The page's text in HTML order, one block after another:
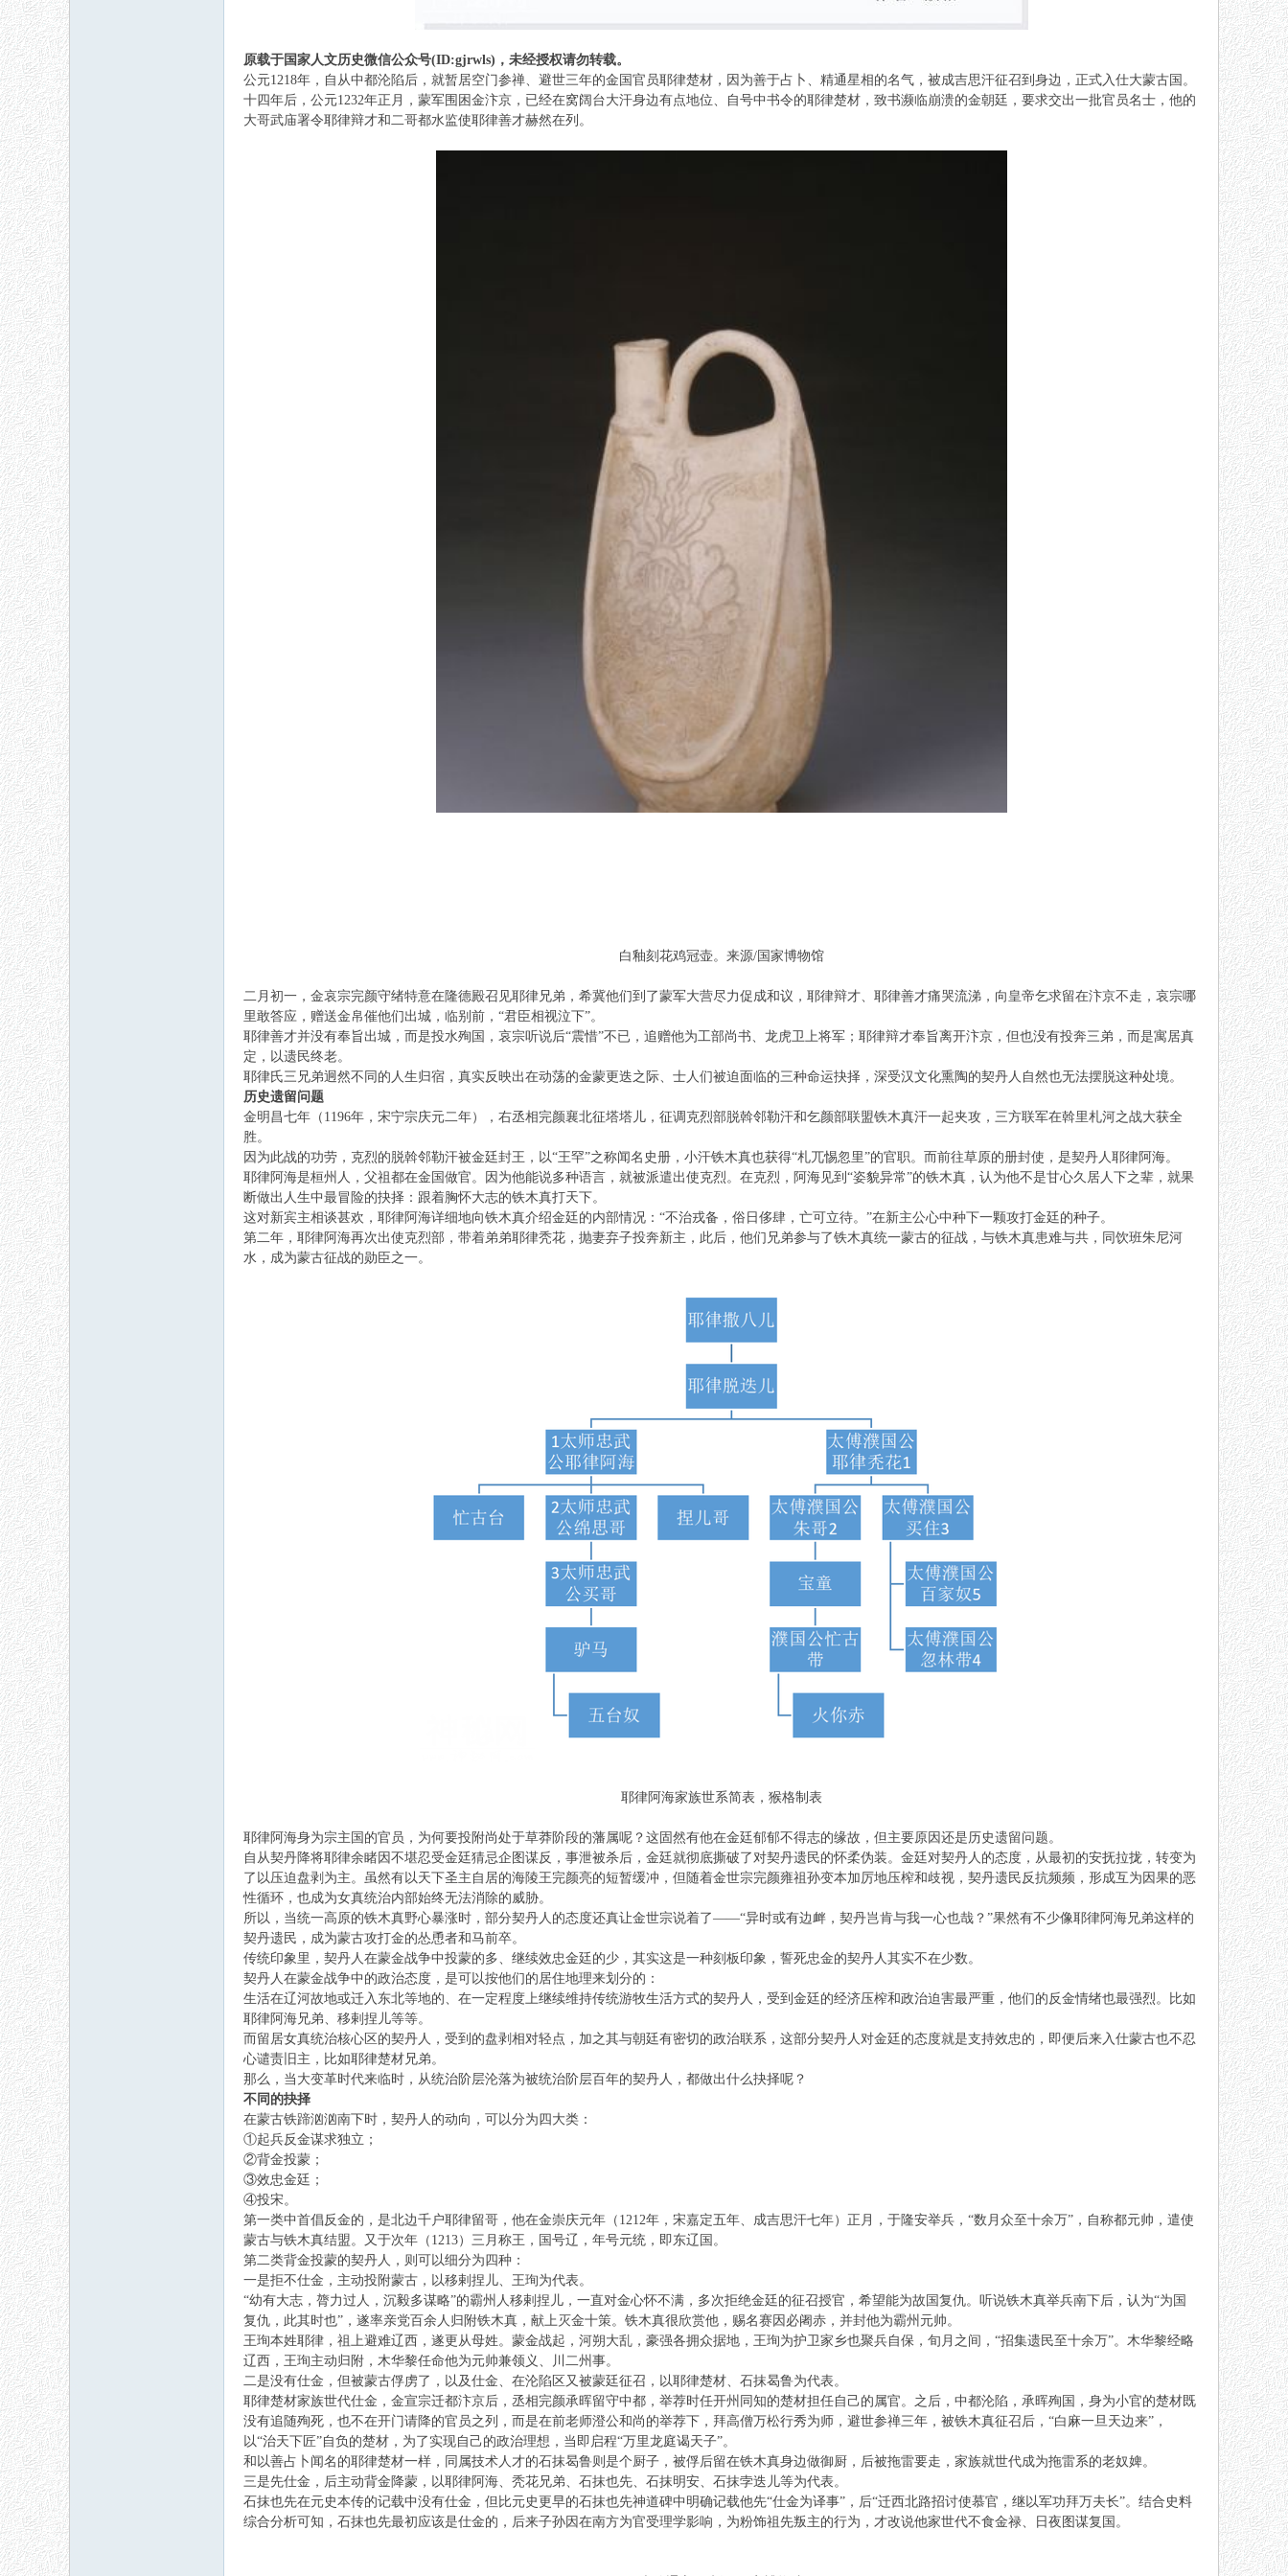
原载于国家人文历史微信公众号(ID:gjrwls)，未经授权请勿转载。
公元1218年，自从中都沦陷后，就暂居空门参禅、避世三年的金国官员耶律楚材，因为善于占卜、精通星相的名气，被成吉思汗征召到身边，正式入仕大蒙古国。
十四年后，公元1232年正月，蒙军围困金汴京，已经在窝阔台大汗身边有点地位、自号中书令的耶律楚材，致书濒临崩溃的金朝廷，要求交出一批官员名士，他的
大哥武庙署令耶律辩才和二哥都水监使耶律善才赫然在列。
白釉刻花鸡冠壶。来源/国家博物馆
二月初一，金哀宗完颜守绪特意在隆德殿召见耶律兄弟，希冀他们到了蒙军大营尽力促成和议，耶律辩才、耶律善才痛哭流涕，向皇帝乞求留在汴京不走，哀宗哪
里敢答应，赠送金帛催他们出城，临别前，“君臣相视泣下”。
耶律善才并没有奉旨出城，而是投水殉国，哀宗听说后“震惜”不已，追赠他为工部尚书、龙虎卫上将军；耶律辩才奉旨离开汴京，但也没有投奔三弟，而是寓居真
定，以遗民终老。
耶律氏三兄弟迥然不同的人生归宿，真实反映出在动荡的金蒙更迭之际、士人们被迫面临的三种命运抉择，深受汉文化熏陶的契丹人自然也无法摆脱这种处境。
历史遗留问题
金明昌七年（1196年，宋宁宗庆元二年），右丞相完颜襄北征塔塔儿，征调克烈部脱斡邻勒汗和乞颜部联盟铁木真汗一起夹攻，三方联军在斡里札河之战大获全
胜。
因为此战的功劳，克烈的脱斡邻勒汗被金廷封王，以“王罕”之称闻名史册，小汗铁木真也获得“札兀惕忽里”的官职。而前往草原的册封使，是契丹人耶律阿海。
耶律阿海是桓州人，父祖都在金国做官。因为他能说多种语言，就被派遣出使克烈。在克烈，阿海见到“姿貌异常”的铁木真，认为他不是甘心久居人下之辈，就果
断做出人生中最冒险的抉择：跟着胸怀大志的铁木真打天下。
这对新宾主相谈甚欢，耶律阿海详细地向铁木真介绍金廷的内部情况：“不治戎备，俗日侈肆，亡可立待。”在新主公心中种下一颗攻打金廷的种子。
第二年，耶律阿海再次出使克烈部，带着弟弟耶律秃花，抛妻弃子投奔新主，此后，他们兄弟参与了铁木真统一蒙古的征战，与铁木真患难与共，同饮班朱尼河
水，成为蒙古征战的勋臣之一。
耶律阿海家族世系简表，猴格制表
耶律阿海身为宗主国的官员，为何要投附尚处于草莽阶段的藩属呢？这固然有他在金廷郁郁不得志的缘故，但主要原因还是历史遗留问题。
自从契丹降将耶律余睹因不堪忍受金廷猜忌企图谋反，事泄被杀后，金廷就彻底撕破了对契丹遗民的怀柔伪装。金廷对契丹人的态度，从最初的安抚拉拢，转变为
了以压迫盘剥为主。虽然有以天下圣主自居的海陵王完颜亮的短暂缓冲，但随着金世宗完颜雍祖孙变本加厉地压榨和歧视，契丹遗民反抗频频，形成互为因果的恶
性循环，也成为女真统治内部始终无法消除的威胁。
所以，当统一高原的铁木真野心暴涨时，部分契丹人的态度还真让金世宗说着了——“异时或有边衅，契丹岂肯与我一心也哉？”果然有不少像耶律阿海兄弟这样的
契丹遗民，成为蒙古攻打金的怂恿者和马前卒。
传统印象里，契丹人在蒙金战争中投蒙的多、继续效忠金廷的少，其实这是一种刻板印象，誓死忠金的契丹人其实不在少数。
契丹人在蒙金战争中的政治态度，是可以按他们的居住地理来划分的：
生活在辽河故地或迁入东北等地的、在一定程度上继续维持传统游牧生活方式的契丹人，受到金廷的经济压榨和政治迫害最严重，他们的反金情绪也最强烈。比如
耶律阿海兄弟、移剌捏儿等等。
而留居女真统治核心区的契丹人，受到的盘剥相对轻点，加之其与朝廷有密切的政治联系，这部分契丹人对金廷的态度就是支持效忠的，即便后来入仕蒙古也不忍
心谴责旧主，比如耶律楚材兄弟。
那么，当大变革时代来临时，从统治阶层沦落为被统治阶层百年的契丹人，都做出什么抉择呢？
不同的抉择
在蒙古铁蹄汹汹南下时，契丹人的动向，可以分为四大类：
①起兵反金谋求独立；
②背金投蒙；
③效忠金廷；
④投宋。
第一类中首倡反金的，是北边千户耶律留哥，他在金崇庆元年（1212年，宋嘉定五年、成吉思汗七年）正月，于隆安举兵，“数月众至十余万”，自称都元帅，遣使
蒙古与铁木真结盟。又于次年（1213）三月称王，国号辽，年号元统，即东辽国。
第二类背金投蒙的契丹人，则可以细分为四种：
一是拒不仕金，主动投附蒙古，以移剌捏儿、王珣为代表。
“幼有大志，膂力过人，沉毅多谋略”的霸州人移剌捏儿，一直对金心怀不满，多次拒绝金廷的征召授官，希望能为故国复仇。听说铁木真举兵南下后，认为“为国
复仇，此其时也”，遂率亲党百余人归附铁木真，献上灭金十策。铁木真很欣赏他，赐名赛因必阇赤，并封他为霸州元帅。
王珣本姓耶律，祖上避难辽西，遂更从母姓。蒙金战起，河朔大乱，豪强各拥众据地，王珣为护卫家乡也聚兵自保，旬月之间，“招集遗民至十余万”。木华黎经略
辽西，王珣主动归附，木华黎任命他为元帅兼领义、川二州事。
二是没有仕金，但被蒙古俘虏了，以及仕金、在沦陷区又被蒙廷征召，以耶律楚材、石抹曷鲁为代表。
耶律楚材家族世代仕金，金宣宗迁都汴京后，丞相完颜承晖留守中都，举荐时任开州同知的楚材担任自己的属官。之后，中都沦陷，承晖殉国，身为小官的楚材既
没有追随殉死，也不在开门请降的官员之列，而是在前老师澄公和尚的举荐下，拜高僧万松行秀为师，避世参禅三年，被铁木真征召后，“白麻一旦天边来”，
以“治天下匠”自负的楚材，为了实现自己的政治理想，当即启程“万里龙庭谒天子”。
和以善占卜闻名的耶律楚材一样，同属技术人才的石抹曷鲁则是个厨子，被俘后留在铁木真身边做御厨，后被拖雷要走，家族就世代成为拖雷系的老奴婢。
三是先仕金，后主动背金降蒙，以耶律阿海、秃花兄弟、石抹也先、石抹明安、石抹孛迭儿等为代表。
石抹也先在元史本传的记载中没有仕金，但比元史更早的石抹也先神道碑中明确记载他先“仕金为译事”，后“迁西北路招讨使慕官，继以军功拜万夫长”。结合史料
综合分析可知，石抹也先最初应该是仕金的，后来子孙因在南方为官受理学影响，为粉饰祖先叛主的行为，才改说他家世代不食金禄、日夜图谋复国。